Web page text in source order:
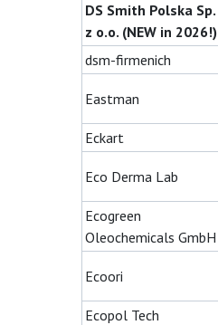
DS Smith Polska Sp.
z o.o. (NEW in 2026!)
dsm-firmenich
Eastman
Eckart
Eco Derma Lab
Ecogreen
Oleochemicals GmbH
Ecoori
Ecopol Tech